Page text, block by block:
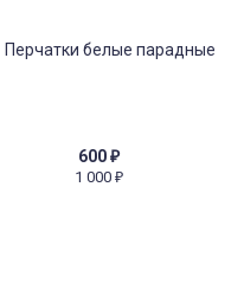
600₽
1 000₽